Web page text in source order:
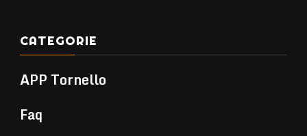
CATEGORIE
APP Tornello
Faq